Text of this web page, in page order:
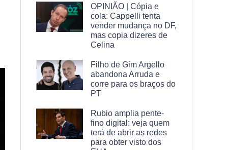
OPINIÃO | Cópia e
cola: Cappelli tenta
vender mudança no DF,
mas copia dizeres de
Celina
Filho de Gim Argello
abandona Arruda e
corre para os braços do
PT
Rubio amplia pente-
fino digital: veja quem
terá de abrir as redes
para obter visto dos